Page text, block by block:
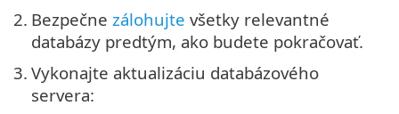
2. Bezpečne zálohujte všetky relevantné
databázy predtým, ako budete pokračovať.
3. Vykonajte aktualizáciu databázového
servera: